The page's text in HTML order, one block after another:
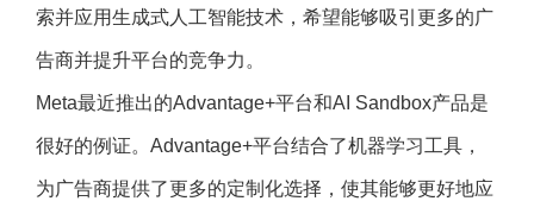
索并应用生成式人工智能技术，希望能够吸引更多的广
告商并提升平台的竞争力。
Meta最近推出的Advantage+平台和AI Sandbox产品是
很好的例证。Advantage+平台结合了机器学习工具，
为广告商提供了更多的定制化选择，使其能够更好地应